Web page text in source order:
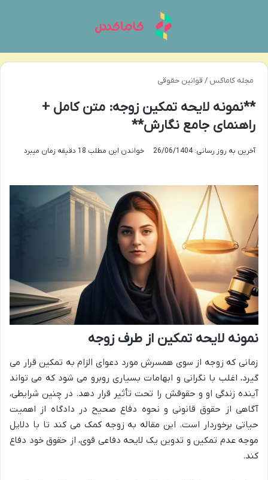
مجله کاماکس / قوانین حقوقی
**نمونه لایحه تمکین زوجه: متن کامل +
راهنمای جامع نگارش**
آخرین به روز رسانی: 26/06/1404 خواندن این مطلب 18 دقیقه زمان میبرد
نمونه لایحه تمکین از طرف زوجه
زمانی که زوجه از سوی همسرش مورد دعوای الزام به تمکین قرار می
گیرد، اغلب با نگرانی و ابهامات بسیاری روبرو می شود که می تواند
آینده زندگی او و حقوقش را تحت تأثیر قرار دهد. در چنین شرایطی،
آگاهی از حقوق قانونی و نحوه دفاع صحیح در دادگاه از اهمیت
حیاتی برخوردار است. این مقاله به زوجه کمک می کند تا با دلایل
موجه عدم تمکین و تدوین یک لایحه دفاعی قوی، از حقوق خود دفاع
کند.